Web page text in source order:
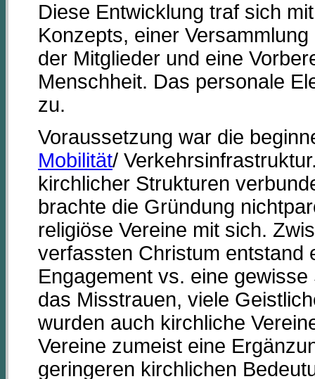
Diese Entwicklung traf sich
Konzepts, einer
der Mitglieder und eine
Menschheit. Das personale
zu.
Voraussetzung war die
Mobilität/
kirchlicher Strukturen
brachte die Gründung
religiöse Vereine mit sich.
verfassten Christum entstand
Engagement vs. eine
das Misstrauen, viele
wurden auch kirchliche
Vereine zumeist eine
geringeren kirchlichen